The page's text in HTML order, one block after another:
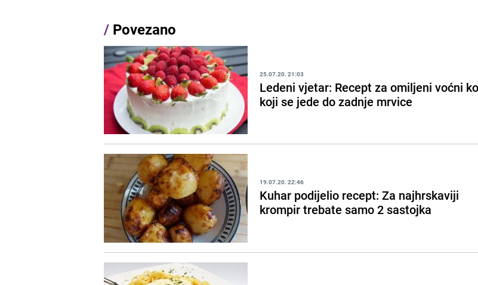
/ Povezano
25.07.20. 21:03
Ledeni vjetar: Recept za omiljeni voćni
koji se jede do zadnje mrvice
19.07.20. 22:46
Kuhar podijelio recept: Za najhrskaviji
krompir trebate samo 2 sastojka